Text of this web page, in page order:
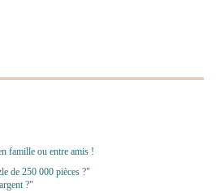
famille ou entre amis !
de 250 000 pièces ?"
?"